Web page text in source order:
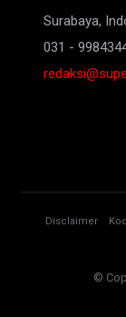
Surabaya,
031 -
Disclaimer
©